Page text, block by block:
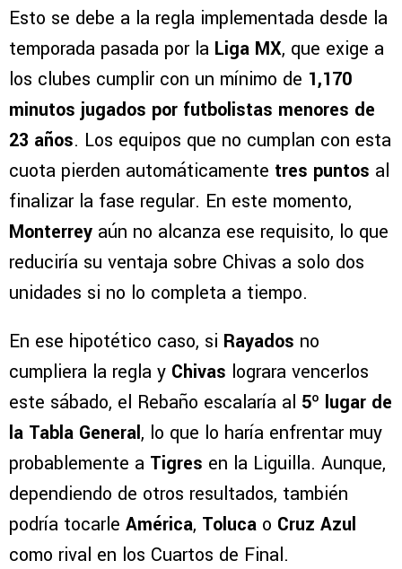
Esto se debe a la regla implementada desde la
temporada pasada por la Liga MX, que exige a
los clubes cumplir con un mínimo de 1,170
minutos jugados por futbolistas menores de
23 años. Los equipos que no cumplan con esta
cuota pierden automáticamente tres puntos al
finalizar la fase regular. En este momento,
Monterrey aún no alcanza ese requisito, lo que
reduciría su ventaja sobre Chivas a solo dos
unidades si no lo completa a tiempo.
En ese hipotético caso, si Rayados no
cumpliera la regla y Chivas lograra vencerlos
este sábado, el Rebaño escalaría al 5º lugar de
la Tabla General, lo que lo haría enfrentar muy
probablemente a Tigres en la Liguilla. Aunque,
dependiendo de otros resultados, también
podría tocarle América, Toluca o Cruz Azul
como rival en los Cuartos de Final.